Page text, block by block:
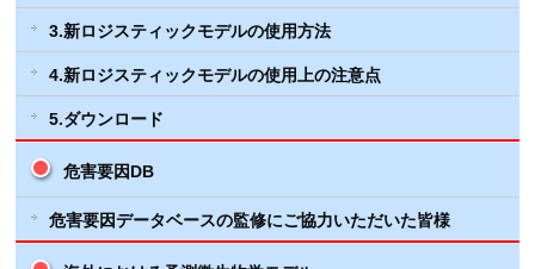
3.新ロジスティックモデルの使用方法
4.新ロジスティックモデルの使用上の注意点
5.ダウンロード
危害要因DB
危害要因データベースの監修にご協力いただいた皆様